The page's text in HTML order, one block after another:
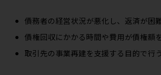
債務者の経営状況が悪化し、返済が困
債権回収にかかる時間や費用が債権額
取引先の事業再建を支援する目的で行